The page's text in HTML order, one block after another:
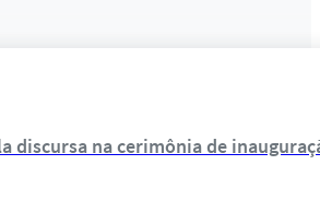
discursa na cerimônia de